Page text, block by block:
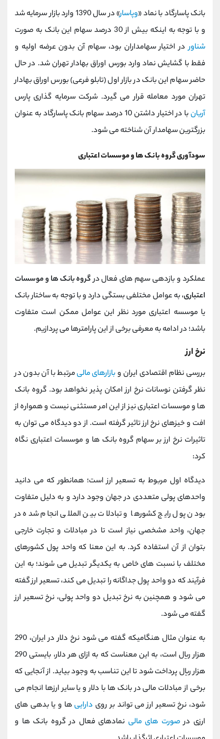
بانک پاسارگاد با نماد «وپاسار
» در سال 1390 وارد بازار سرمایه شد
و با توجه به اینکه بیش از 30 درصد سهام این بانک به صورت
شناوردر اختیار سهامداران بود، سهام آن بدون عرضه اولیه و
فقط با گشایش نماد وارد بورس اوراق بهادار تهران شد. در حال
حاضر سهام این بانک در بازار اول (تابلو فرعی) بورس اوراق بهادار
تهران مورد معامله قرار می گیرد. شرکت سرمایه گذاری پارس
آریان
با در اختیار داشتن 10 درصد سهام بانک پاسارگاد به عنوان
بزرگترین سهامدار آن شناخته می شود.
سودآوری گروه بانک ها و موسسات اعتباری
عملکرد و بازدهی سهم های فعال درگروه بانک ها و موسسات
اعتباری، به عوامل مختلفی بستگی دارد و با توجه به ساختار بانک
یا موسسه اعتباری مورد نظر این عوامل ممکن است متفاوت
باشد؛ در ادامه به معرفی برخی از این پارامترها می پردازیم.
نرخ ارز
بررسی نظام اقتصادی ایران وبازارهای مالیمرتبط با آن بدون در
نظر گرفتن نوسانات نرخ ارز امکان پذیر نخواهد بود. گروه بانک
ها و موسسات اعتباری نیز از این امر مستثنی نیست و همواره از
افت و خیزهای نرخ ارز تاثیر گرفته است. از دو دیدگاه می توان به
تاثیرات نرخ ارز بر سهام گروه بانک ها و موسسات اعتباری نگاه
کرد:
دیدگاه اول مربوط به تسعیر ارز است؛ همانطور که می دانید
واحدهای پولی متعددی در جهان وجود دارد و به دلیل متفاوت
بودن پول رایج کشورها و تبادلات بین المللی انجام شده در
جهان، واحد مشخصی نیاز است تا در مبادلات و تجارت خارجی
بتوان از آن استفاده کرد. به این معنا که واحد پول کشورهای
مختلف با نسبت های خاص به یکدیگر تبدیل می شوند؛ به این
فرآیند که دو واحد پول جداگانه را تبدیل می کند، تسعیر ارز گفته
می شود و همچنین به نرخ تبدیل دو واحد پولی، نرخ تسعیر ارز
گفته می شود.
به عنوان مثال هنگامیکه گفته می شود نرخ دلار در ایران، 290
هزار ریال است، به این معناست که به ازای هر دلار، بایستی 290
هزار ریال پرداخت شود تا این تناسب به وجود بیاید. از آنجایی که
برخی از مبادلات مالی در بانک ها با دلار و یا سایر ارزها انجام می
شود، نرخ تسعیر ارز می تواند بر روی داراییها و یا بدهی های
ارزی درصورت های مالی نمادهای فعال در گروه بانک ها و